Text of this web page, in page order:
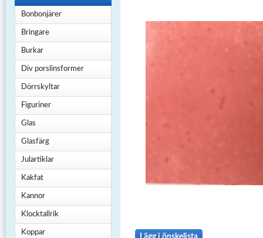
Bonbonjärer
Bringare
Burkar
Div porslinsformer
Dörrskyltar
Figuriner
Glas
Glasfärg
Julartiklar
Kakfat
Kannor
Klocktallrik
Koppar